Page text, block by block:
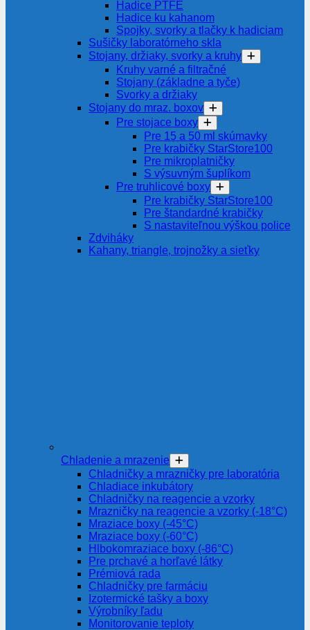
Hadice PTFE
Hadice ku kahanom
Spojky, svorky a tlačky k hadiciam
Sušičky laboratórneho skla
Stojany, držiaky, svorky a kruhy
Kruhy varné a filtračné
Stojany (základne a tyče)
Svorky a držiaky
Stojany do mraz. boxov
Pre stojace boxy
Pre 15 a 50 ml skúmavky
Pre krabičky StarStore100
Pre mikroplatničky
S výsuvným šuplíkom
Pre truhlicové boxy
Pre krabičky StarStore100
Pre štandardné krabičky
S nastaviteľnou výškou police
Zdviháky
Kahany, triangle, trojnožky a sieťky
Chladenie a mrazenie
Chladničky a mrazničky pre laboratória
Chladiace inkubátory
Chladničky na reagencie a vzorky
Mrazničky na reagencie a vzorky (-18°C)
Mraziace boxy (-45°C)
Mraziace boxy (-60°C)
Hlbokomraziace boxy (-86°C)
Pre prchavé a horľavé látky
Prémiová rada
Chladničky pre farmáciu
Izotermické tašky a boxy
Výrobníky ľadu
Monitorovanie teploty